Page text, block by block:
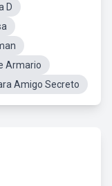
D
Armario
Amigo Secreto